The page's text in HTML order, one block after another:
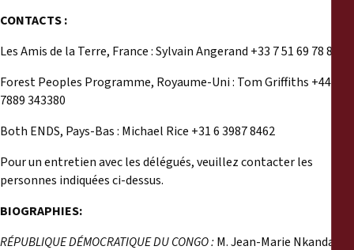
CONTACTS :
Les Amis de la Terre, France : Sylvain Angerand +33 7 51 69 78 81
Forest Peoples Programme, Royaume-Uni : Tom Griffiths +44
7889 343380
Both ENDS, Pays-Bas : Michael Rice +31 6 3987 8462
Pour un entretien avec les délégués, veuillez contacter les
personnes indiquées ci-dessus.
BIOGRAPHIES:
RÉPUBLIQUE DÉMOCRATIQUE DU CONGO :M. Jean-Marie Nkanda